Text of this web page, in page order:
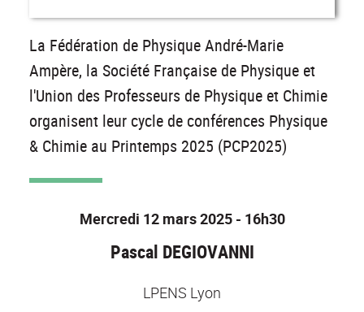
La Fédération de Physique André-Marie
Ampère, la Société Française de Physique et
l'Union des Professeurs de Physique et Chimie
organisent leur cycle de conférences Physique
& Chimie au Printemps 2025 (PCP2025)
Mercredi 12 mars 2025 - 16h30
Pascal DEGIOVANNI
LPENS Lyon